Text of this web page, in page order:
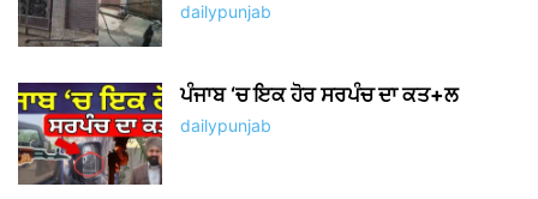
dailypunjab
ਪੰਜਾਬ ‘ਚ ਇਕ ਹੋਰ ਸਰਪੰਚ ਦਾ ਕਤ+ਲ
dailypunjab